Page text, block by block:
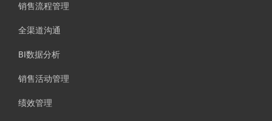
销售流程管理
全渠道沟通
BI数据分析
销售活动管理
绩效管理